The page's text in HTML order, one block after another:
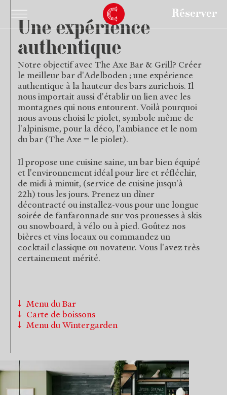
Réserver
Une expérience
authentique
Notre objectif avec The Axe Bar & Grill? Créer
le meilleur bar d'Adelboden ; une expérience
authentique à la hauteur des bars zurichois. Il
nous importait aussi d'établir un lien avec les
montagnes qui nous entourent. Voilà pourquoi
nous avons choisi le piolet, symbole même de
l'alpinisme, pour la déco, l'ambiance et le nom
du bar (The Axe = le piolet).
Il propose une cuisine saine, un bar bien équipé
et l'environnement idéal pour lire et réfléchir,
de midi à minuit, (service de cuisine jusqu'à
22h) tous les jours. Prenez un dîner
décontracté ou installez-vous pour une longue
soirée de fanfaronnade sur vos prouesses à skis
ou snowboard, à vélo ou à pied. Goûtez nos
bières et vins locaux ou commandez un
cocktail classique ou novateur. Vous l'avez très
certainement mérité.
Menu du Bar
Carte de boissons
Menu du Wintergarden